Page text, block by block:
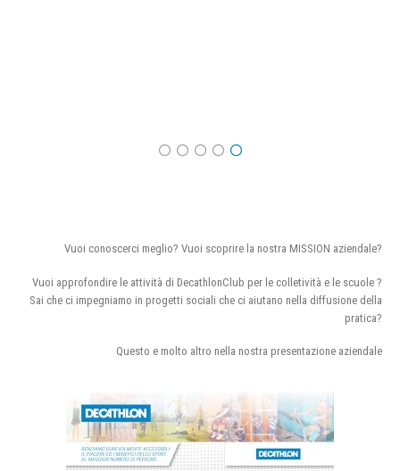
Vuoi conoscerci meglio? Vuoi scoprire la nostra MISSION aziendale?
Vuoi approfondire le attività di DecathlonClub per le colletività e le scuole ?
Sai che ci impegniamo in progetti sociali che ci aiutano nella diffusione della
pratica?
Questo e molto altro nella nostra presentazione aziendale